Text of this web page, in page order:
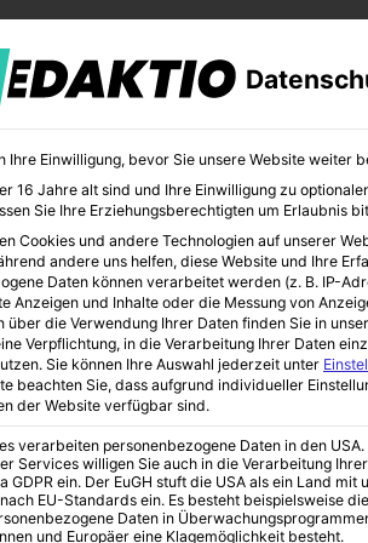
BILDUNG KUNST
die Suche in Hamburg-Wandsbek besondere
Warum die
Ihre Einwilligung, bevor Sie unsere Website weiter
16 Jahre alt sind und Ihre Einwilligung zu
Sie Ihre Erziehungsberechtigten um Erlaubnis
Cookies und andere Technologien auf unserer
andere uns helfen, diese Website und Ihre
Daten können verarbeitet werden (z. B. IP-
Anzeigen und Inhalte oder die Messung von
über die Verwendung Ihrer Daten finden Sie in
Verpflichtung, in die Verarbeitung Ihrer Daten
Sie können Ihre Auswahl jederzeit unter
beachten Sie, dass aufgrund individueller
der Website verfügbar sind.
verarbeiten personenbezogene Daten in den
Services willigen Sie auch in die Verarbeitung
GDPR ein. Der EuGH stuft die USA als ein Land mit
EU-Standards ein. Es besteht beispielsweise
Daten in
und Europäer eine Klagemöglichkeit besteht.